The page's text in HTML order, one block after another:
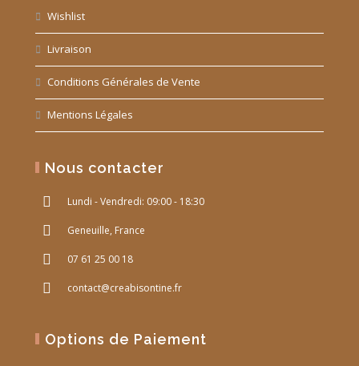
Wishlist
Livraison
Conditions Générales de Vente
Mentions Légales
Nous contacter
Lundi - Vendredi: 09:00 - 18:30
Geneuille, France
07 61 25 00 18
contact@creabisontine.fr
Options de Paiement